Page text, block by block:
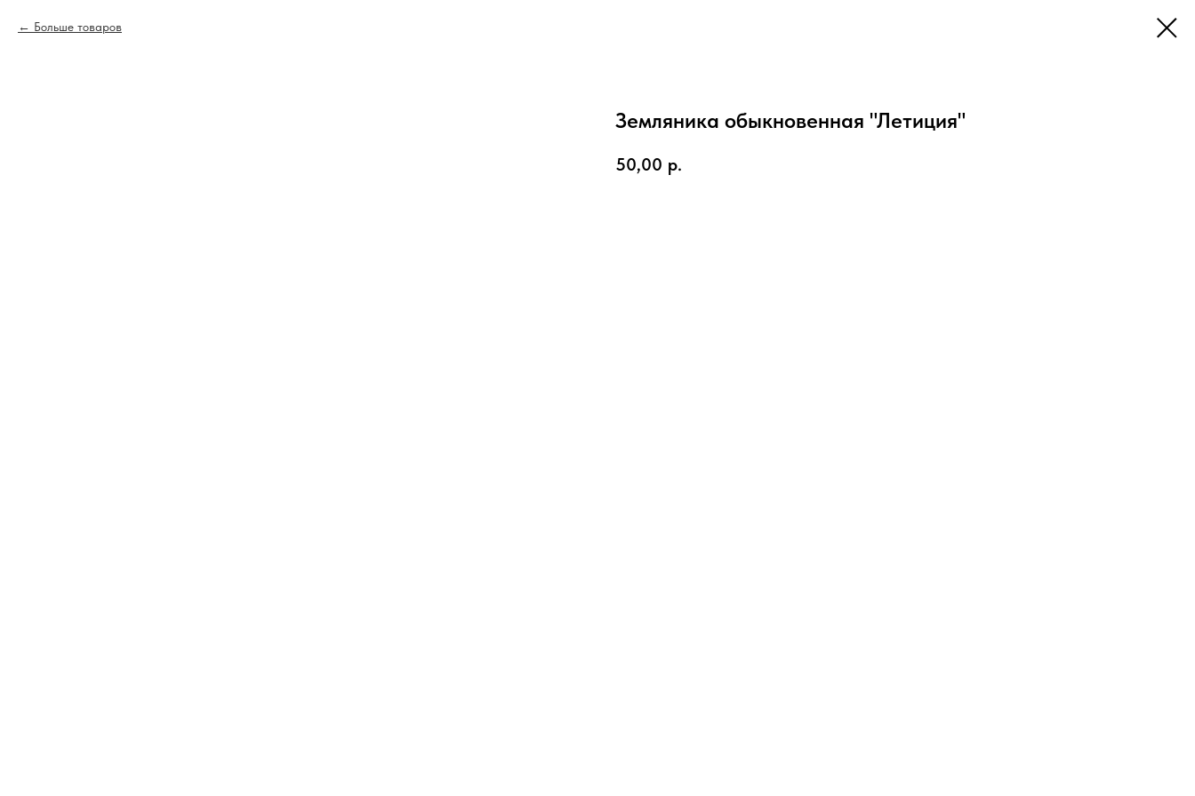
Больше товаров
Земляника обыкновенная "Летиция"
50,00 р.